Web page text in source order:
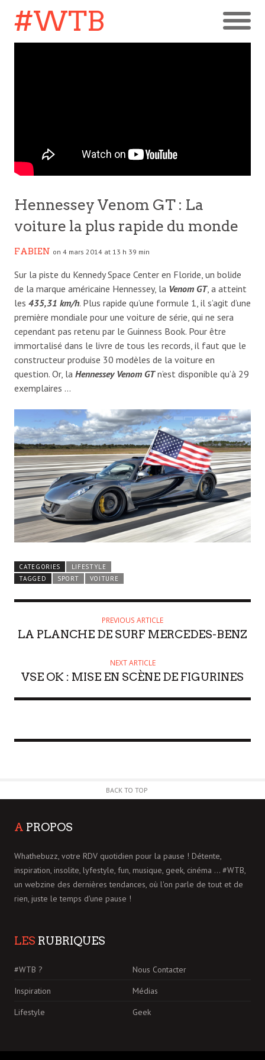
#WTB
Hennessey Venom GT : La
voiture la plus rapide du monde
FABIEN on 4 mars 2014 at 13 h 39 min
Sur la piste du Kennedy Space Center en Floride, un bolide
de la marque américaine Hennessey, la Venom GT, a atteint
les 435,31 km/h. Plus rapide qu’une formule 1, il s’agit d’une
première mondiale pour une voiture de série, qui ne sera
cependant pas retenu par le Guinness Book. Pour être
immortalisé dans le livre de tous les records, il faut que le
constructeur produise 30 modèles de la voiture en
question. Or, la Hennessey Venom GT n’est disponible qu’à 29
exemplaires …
CATEGORIES
LIFESTYLE
TAGGED
SPORT VOITURE
PREVIOUS ARTICLE
LA PLANCHE DE SURF MERCEDES-BENZ
NEXT ARTICLE
VSE OK : MISE EN SCÈNE DE FIGURINES
BACK TO TOP
A PROPOS
Whathebuzz, votre RDV quotidien pour la pause ! Détente,
inspiration, insolite, lyfestyle, fun, musique, geek, cinéma ... #WTB,
un webzine des dernières tendances, où l'on parle de tout et de
rien, juste le temps d'une pause !
LES RUBRIQUES
#WTB ?
Nous Contacter
Inspiration
Médias
Lifestyle
Geek